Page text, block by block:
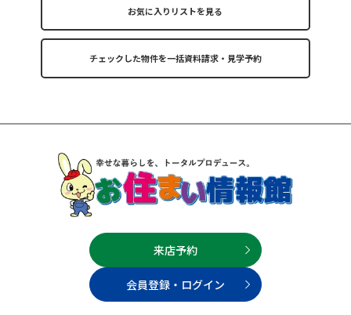
お気に入りリストを見る
来店予約
会員登録・ログイン